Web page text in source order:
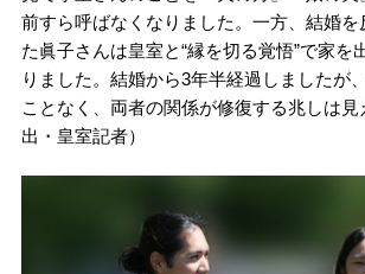
前すら呼ばなくなりました。一方、結婚を
た眞子さんは皇室と“縁を切る覚悟”で家を
りました。結婚から3年半経過しましたが
ことなく、両者の関係が修復する兆しは
出・皇室記者）